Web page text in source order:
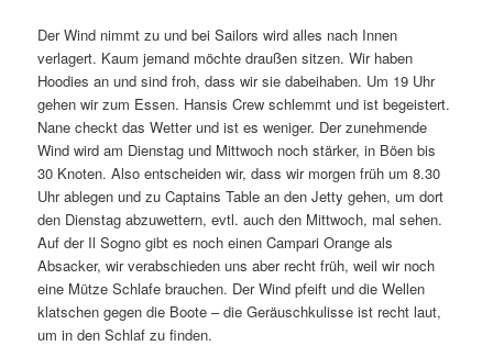
Der Wind nimmt zu und bei Sailors wird alles nach Innen
verlagert. Kaum jemand möchte draußen sitzen. Wir haben
Hoodies an und sind froh, dass wir sie dabeihaben. Um 19 Uhr
gehen wir zum Essen. Hansis Crew schlemmt und ist begeistert.
Nane checkt das Wetter und ist es weniger. Der zunehmende
Wind wird am Dienstag und Mittwoch noch stärker, in Böen bis
30 Knoten. Also entscheiden wir, dass wir morgen früh um 8.30
Uhr ablegen und zu Captains Table an den Jetty gehen, um dort
den Dienstag abzuwettern, evtl. auch den Mittwoch, mal sehen.
Auf der Il Sogno gibt es noch einen Campari Orange als
Absacker, wir verabschieden uns aber recht früh, weil wir noch
eine Mütze Schlafe brauchen. Der Wind pfeift und die Wellen
klatschen gegen die Boote – die Geräuschkulisse ist recht laut,
um in den Schlaf zu finden.